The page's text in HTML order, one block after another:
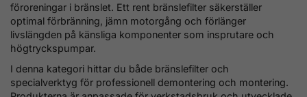
föroreningar i bränslet. Ett rent bränslefilter säkerställer
optimal förbränning, jämn motorgång och förlänger
livslängden på känsliga komponenter som insprutare och
högtryckspumpar.
I denna kategori hittar du både bränslefilter och
specialverktyg för professionell demontering och montering.